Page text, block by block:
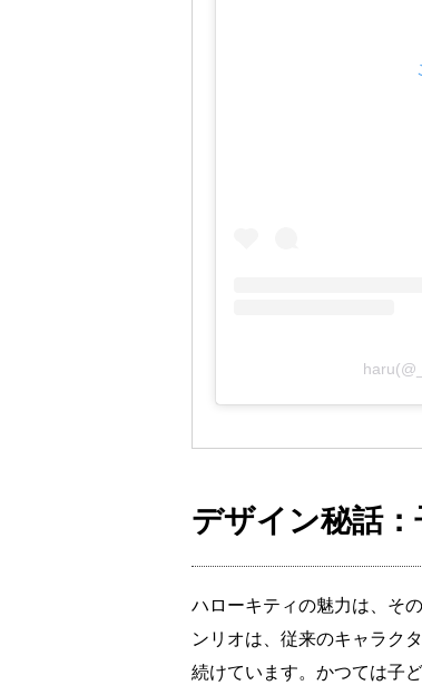
デザイン秘話
ハローキティの魅力は、そ
ンリオは、従来のキャラク
続けています。かつては子